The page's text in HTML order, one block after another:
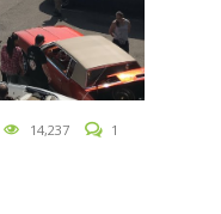
14,237
1